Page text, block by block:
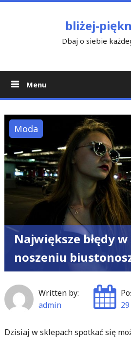
bliżej-
Dbaj o siebie
Menu
Moda
Największe błędy w
noszeniu
Written by:
admin
Dzisiaj w sklepach spotkać się